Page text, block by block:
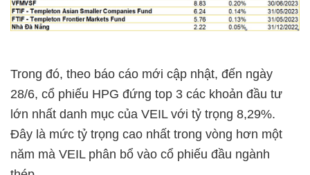
Trong đó, theo báo cáo mới cập nhật, đến ngày
28/6, cổ phiếu HPG đứng top 3 các khoản đầu tư
lớn nhất danh mục của VEIL với tỷ trọng 8,29%.
Đây là mức tỷ trọng cao nhất trong vòng hơn một
năm mà VEIL phân bổ vào cổ phiếu đầu ngành